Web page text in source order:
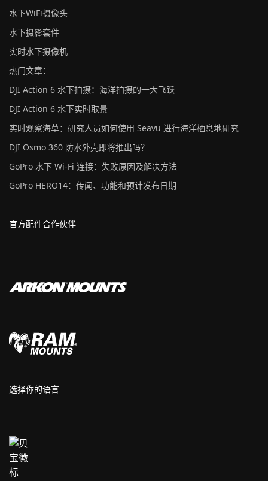
水下WiFi摄像头
水下摄影套件
实时水下摄像机
热门文章：
DJI Action 6 水下拍摄：海洋拍摄的一大飞跃
DJI Action 6 水下实时取景
实时观察海草：研究人员如何使用 Seavu 进行海洋栖息地研究
DJI Osmo 360 防水外壳即将推出吗？
GoPro 水下 Wi-Fi 连接：失败原因及解决方法
GoPro HERO14：传闻、功能和预计发布日期
官方配件合作伙伴
选择你的语言